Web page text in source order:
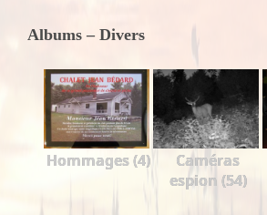
Albums – Divers
Hommages (4)
Caméras
espion (54)